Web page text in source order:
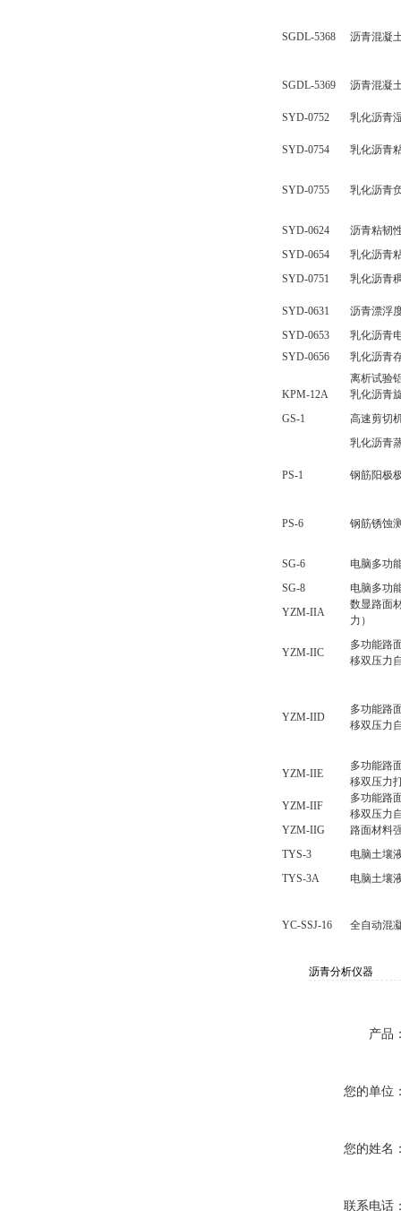
SGDL-5368 沥青混凝
SGDL-5369 沥青混凝
SYD-0752 乳化沥青
SYD-0754 乳化沥青
SYD-0755 乳化沥青
SYD-0624
沥青粘韧
SYD-0654
乳化沥青
SYD-0751
乳化沥青
SYD-0631
沥青漂浮
SYD-0653
乳化沥青
SYD-0656
乳化沥青
离析试验
KPM-12A
乳化沥青
GS-1
高速剪切
乳化沥青
PS-1 钢筋阳极
PS-6 钢筋锈蚀
SG-6
电脑多功
SG-8
电脑多功
YZM-IIA
数显路面
力）
YZM-IIC
多功能路
移双压力
YZM-IID
多功能路
移双压力
YZM-IIE
多功能路
移双压力
YZM-IIF
多功能路
移双压力
YZM-IIG
路面材料
TYS-3
电脑土壤
TYS-3A
电脑土壤
YC-SSJ-16 全自动混
沥青分析仪器
产品
您的单位
您的姓名
联系电话